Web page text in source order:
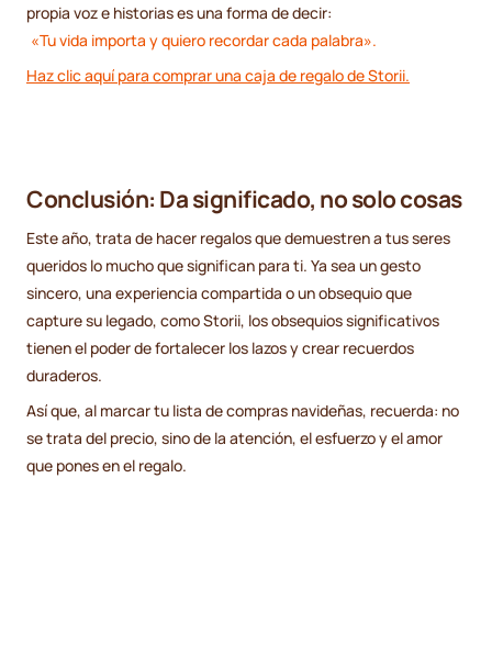
propia voz e historias es una forma de decir:
«Tu vida importa y quiero recordar cada palabra».
Haz clic aquí para comprar una caja de regalo de Storii.
Conclusión: Da significado, no solo cosas
Este año, trata de hacer regalos que demuestren a tus seres
queridos lo mucho que significan para ti. Ya sea un gesto
sincero, una experiencia compartida o un obsequio que
capture su legado, como Storii, los obsequios significativos
tienen el poder de fortalecer los lazos y crear recuerdos
duraderos.
Así que, al marcar tu lista de compras navideñas, recuerda: no
se trata del precio, sino de la atención, el esfuerzo y el amor
que pones en el regalo.